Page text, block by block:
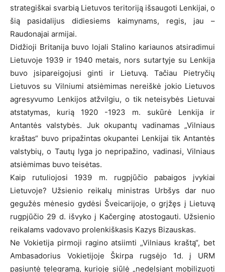
strategiškai svarbią Lietuvos teritoriją išsaugoti Lenkijai, o
šią pasidalijus didiesiems kaimynams, regis, jau –
Raudonajai armijai.
Didžioji Britanija buvo lojali Stalino kariaunos atsiradimui
Lietuvoje 1939 ir 1940 metais, nors sutartyje su Lenkija
buvo įsipareigojusi ginti ir Lietuvą. Tačiau Pietryčių
Lietuvos su Vilniumi atsiėmimas nereiškė jokio Lietuvos
agresyvumo Lenkijos atžvilgiu, o tik neteisybės Lietuvai
atstatymas, kurią 1920 -1923 m. sukūrė Lenkija ir
Antantės valstybės. Juk okupantų vadinamas „Vilniaus
kraštas“ buvo pripažintas okupantei Lenkijai tik Antantės
valstybių, o Tautų lyga jo nepripažino, vadinasi, Vilniaus
atsiėmimas buvo teisėtas.
Kaip rutuliojosi 1939 m. rugpjūčio pabaigos įvykiai
Lietuvoje? Užsienio reikalų ministras Urbšys dar nuo
gegužės mėnesio gydėsi Šveicarijoje, o grįžęs į Lietuvą
rugpjūčio 29 d. išvyko į Kačerginę atostogauti. Užsienio
reikalams vadovavo prolenkiškasis Kazys Bizauskas.
Ne Vokietija pirmoji ragino atsiimti „Vilniaus kraštą“, bet
Ambasadorius Vokietijoje Škirpa rugsėjo 1d. į URM
pasiuntė telegramą, kurioje siūlė „nedelsiant mobilizuoti